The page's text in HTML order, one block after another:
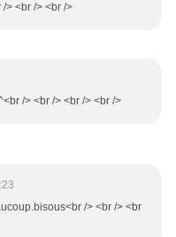
> <br /> <br />
/> <br /> <br /> <br />
/> <br /> <br